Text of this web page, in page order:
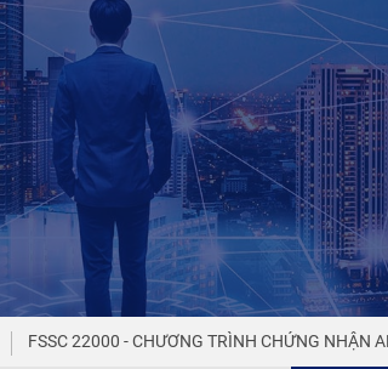
FSSC 22000 - CHƯƠNG TRÌNH CHỨNG NHẬN